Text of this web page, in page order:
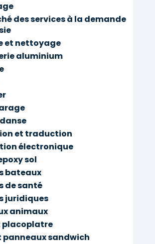
des services à la demande
et nettoyage
aluminium
et traduction
électronique
sol
bateaux
de santé
juridiques
animaux
placoplatre
panneaux sandwich